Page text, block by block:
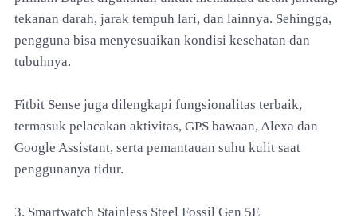
tekanan darah, jarak tempuh lari, dan lainnya. Sehingga,
pengguna bisa menyesuaikan kondisi kesehatan dan
tubuhnya.
Fitbit Sense juga dilengkapi fungsionalitas terbaik,
termasuk pelacakan aktivitas, GPS bawaan, Alexa dan
Google Assistant, serta pemantauan suhu kulit saat
penggunanya tidur.
3. Smartwatch Stainless Steel Fossil Gen 5E